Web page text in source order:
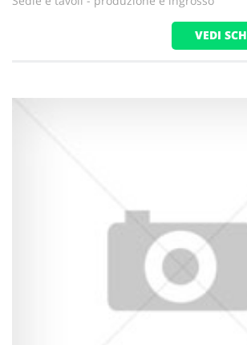
VEDI